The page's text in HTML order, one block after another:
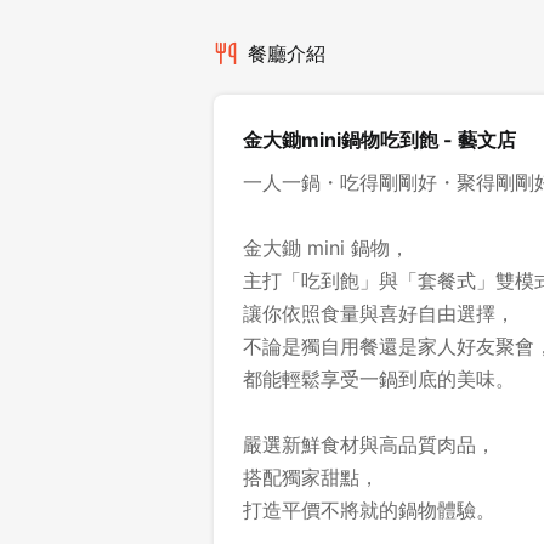
餐廳介紹
金大鋤mini鍋物吃到飽 - 藝文店
一人一鍋・吃得剛剛好・聚得剛剛
金大鋤 mini 鍋物，
主打「吃到飽」與「套餐式」雙模
讓你依照食量與喜好自由選擇，
不論是獨自用餐還是家人好友聚會，
都能輕鬆享受一鍋到底的美味。
嚴選新鮮食材與高品質肉品，
搭配獨家甜點，
打造平價不將就的鍋物體驗。